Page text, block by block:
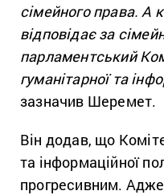
сімейного права. А
відповідає за
парламентський
гуманітарної та
зазначив Шеремет.
Він додав, що
та інформаційної
прогресивним.